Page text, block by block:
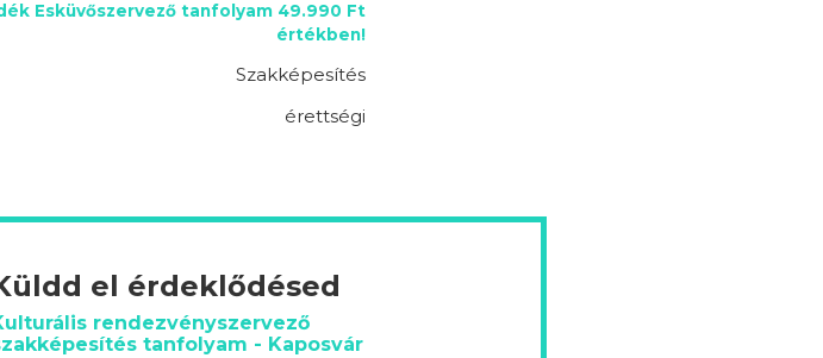
Esküvőszervező tanfolyam 49.990 Ft
értékben!
Szakképesítés
érettségi
el érdeklődésed
rendezvényszervező
tanfolyam - Kaposvár